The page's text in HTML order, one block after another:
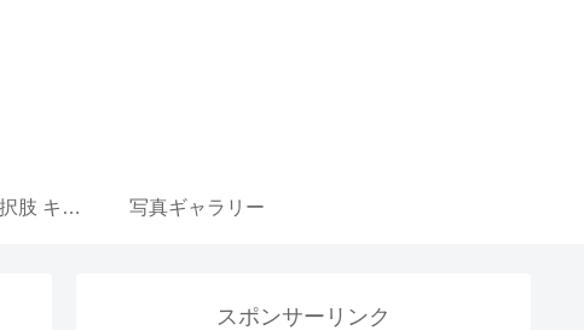
ウマ娘 育成選択肢 キャラ一覧リンク集 写真ギャラリー
スポンサーリンク